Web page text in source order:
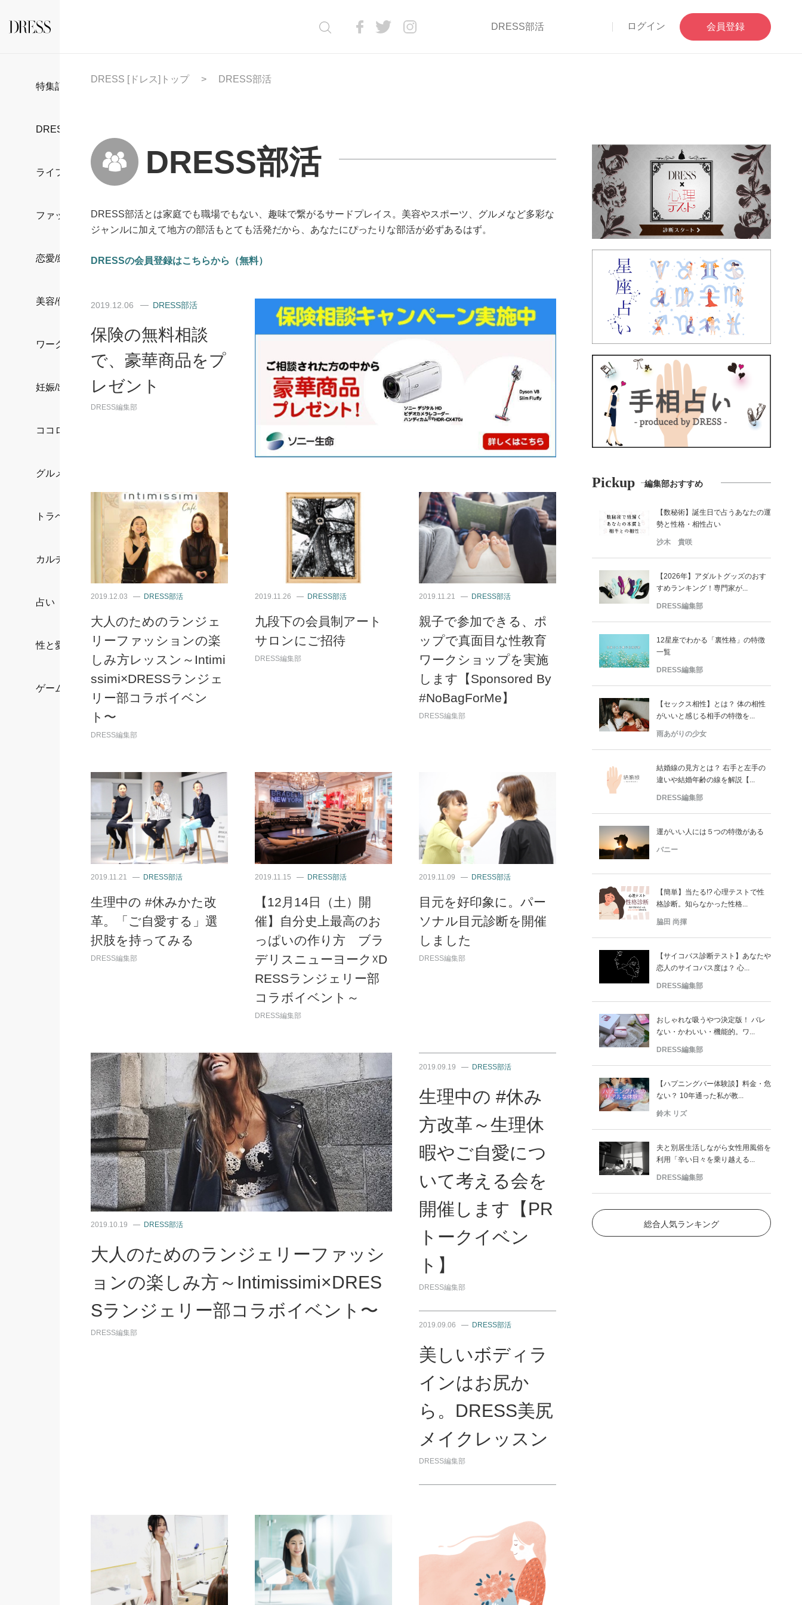
DRESS部活 ログイン 会員登録
特集記事
DRESS部活
ライフスタイル
ファッション
恋愛/結婚/離婚
美容/健康
ワークスタイル
妊娠/出産/家族
ココロ/カラダ
グルメ
トラベル
カルチャー/エンタメ
占い
性と愛
ゲーム
DRESS [ドレス]トップ DRESS部活
DRESS部活
DRESS部活とは家庭でも職場でもない、趣味で繋がるサードプレイス。美容やスポーツ、グルメなど多彩な
ジャンルに加えて地方の部活もとても活発だから、あなたにぴったりな部活が必ずあるはず。
DRESSの会員登録はこちらから（無料）
2019.12.06 DRESS部活
保険の無料相談
で、豪華商品をプ
レゼント
DRESS編集部
2019.12.03 DRESS部活
大人のためのランジェ
リーファッションの楽
しみ方レッスン～Intimi
ssimi×DRESSランジェ
リー部コラボイベン
ト〜
DRESS編集部
2019.11.26 DRESS部活
九段下の会員制アート
サロンにご招待
DRESS編集部
2019.11.21 DRESS部活
親子で参加できる、ポ
ップで真面目な性教育
ワークショップを実施
します【Sponsored By
#NoBagForMe】
DRESS編集部
2019.11.21 DRESS部活
生理中の #休みかた改
革。「ご自愛する」選
択肢を持ってみる
DRESS編集部
2019.11.15 DRESS部活
【12月14日（土）開
催】自分史上最高のお
っぱいの作り方 ブラ
デリスニューヨーク☓D
RESSランジェリー部
コラボイベント～
DRESS編集部
2019.11.09 DRESS部活
目元を好印象に。パー
ソナル目元診断を開催
しました
DRESS編集部
2019.10.19 DRESS部活
大人のためのランジェリーファッシ
ョンの楽しみ方～Intimissimi×DRES
Sランジェリー部コラボイベント〜
DRESS編集部
2019.09.19 DRESS部活
生理中の #休み
方改革～生理休
暇やご自愛につ
いて考える会を
開催します【PR
トークイベン
ト】
DRESS編集部
2019.09.06 DRESS部活
美しいボディラ
インはお尻か
ら。DRESS美尻
メイクレッスン
DRESS編集部
Pickup 編集部おすすめ
【数秘術】誕生日で占うあなたの運
勢と性格・相性占い
沙木 貴咲
【2026年】アダルトグッズのおす
すめランキング！専門家が...
DRESS編集部
12星座でわかる「裏性格」の特徴
一覧
DRESS編集部
【セックス相性】とは？ 体の相性
がいいと感じる相手の特徴を...
雨あがりの少女
結婚線の見方とは？ 右手と左手の
違いや結婚年齢の線を解説【...
DRESS編集部
運がいい人には５つの特徴がある
バニー
【簡単】当たる!? 心理テストで性
格診断。知らなかった性格...
脇田 尚揮
【サイコパス診断テスト】あなたや
恋人のサイコパス度は？ 心...
DRESS編集部
おしゃれな吸うやつ決定版！ バレ
ない・かわいい・機能的。ワ...
DRESS編集部
【ハプニングバー体験談】料金・危
ない？ 10年通った私が教...
鈴木 リズ
夫と別居生活しながら女性用風俗を
利用「辛い日々を乗り越える...
DRESS編集部
総合人気ランキング